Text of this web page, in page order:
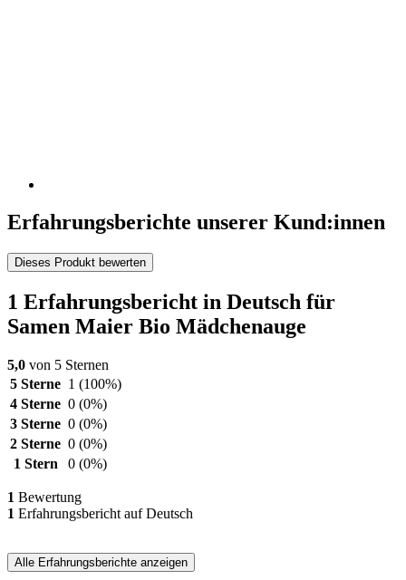
Erfahrungsberichte unserer Kund:innen
Dieses Produkt bewerten
1 Erfahrungsbericht in Deutsch für
Samen Maier Bio Mädchenauge
5,0 von 5 Sternen
5 Sterne 1 (100%)
4 Sterne 0 (0%)
3 Sterne 0 (0%)
2 Sterne 0 (0%)
1 Stern
0 (0%)
1 Bewertung
1 Erfahrungsbericht auf Deutsch
Alle Erfahrungsberichte anzeigen